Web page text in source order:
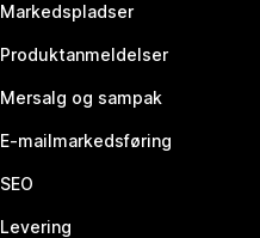
Markedspladser
Produktanmeldelser
Mersalg og sampak
E-mailmarkedsføring
SEO
Levering